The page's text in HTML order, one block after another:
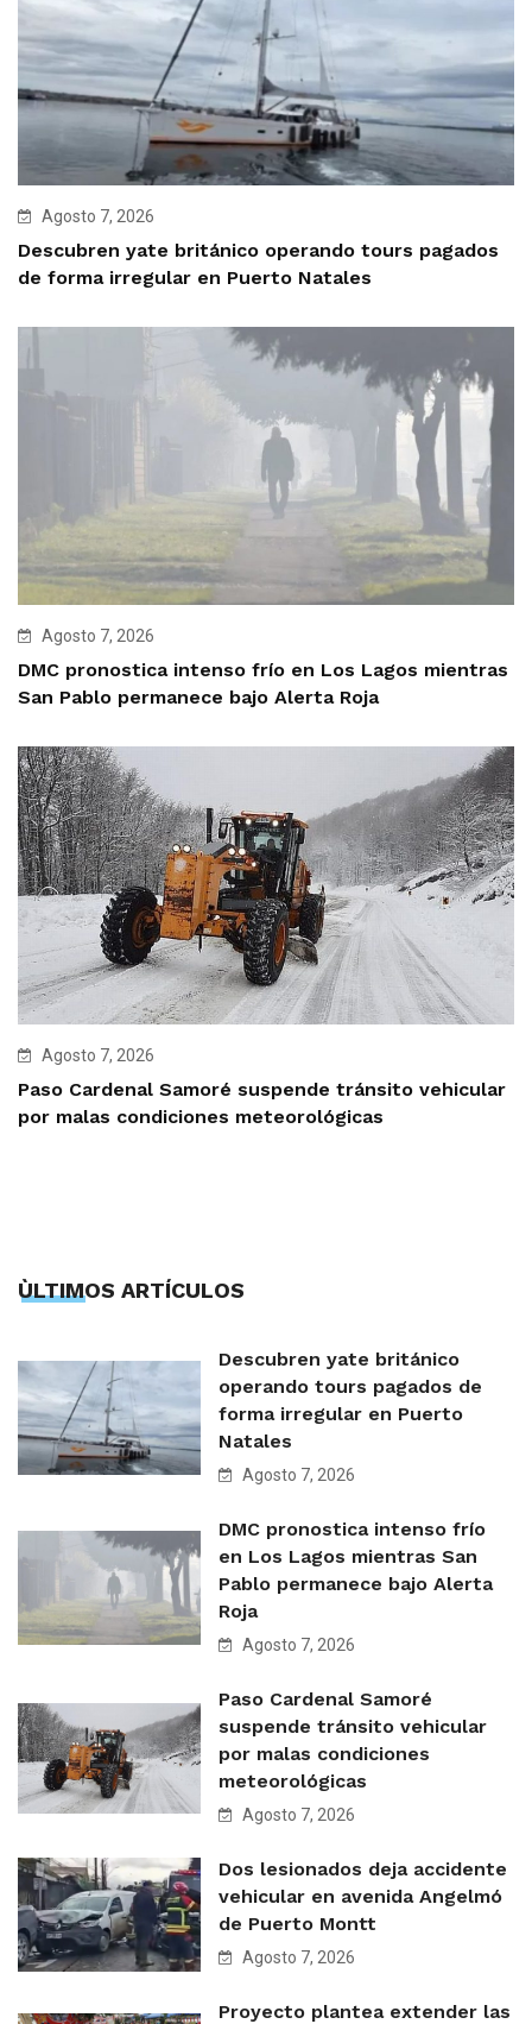
Agosto 7, 2026
Descubren yate británico operando tours pagados
de forma irregular en Puerto Natales
Agosto 7, 2026
DMC pronostica intenso frío en Los Lagos mientras
San Pablo permanece bajo Alerta Roja
Agosto 7, 2026
Paso Cardenal Samoré suspende tránsito vehicular
por malas condiciones meteorológicas
ÙLTIMOS ARTÍCULOS
Descubren yate británico
operando tours pagados de
forma irregular en Puerto
Natales
Agosto 7, 2026
DMC pronostica intenso frío
en Los Lagos mientras San
Pablo permanece bajo Alerta
Roja
Agosto 7, 2026
Paso Cardenal Samoré
suspende tránsito vehicular
por malas condiciones
meteorológicas
Agosto 7, 2026
Dos lesionados deja accidente
vehicular en avenida Angelmó
de Puerto Montt
Agosto 7, 2026
Proyecto plantea extender las